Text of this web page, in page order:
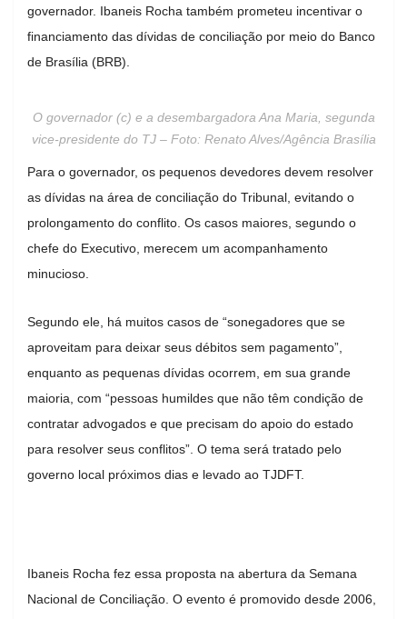
governador. Ibaneis Rocha também prometeu incentivar o
financiamento das dívidas de conciliação por meio do Banco
de Brasília (BRB).
O governador (c) e a desembargadora Ana Maria, segunda
vice-presidente do TJ – Foto: Renato Alves/Agência Brasília
Para o governador, os pequenos devedores devem resolver
as dívidas na área de conciliação do Tribunal, evitando o
prolongamento do conflito. Os casos maiores, segundo o
chefe do Executivo, merecem um acompanhamento
minucioso.
Segundo ele, há muitos casos de “sonegadores que se
aproveitam para deixar seus débitos sem pagamento”,
enquanto as pequenas dívidas ocorrem, em sua grande
maioria, com “pessoas humildes que não têm condição de
contratar advogados e que precisam do apoio do estado
para resolver seus conflitos”. O tema será tratado pelo
governo local próximos dias e levado ao TJDFT.
Ibaneis Rocha fez essa proposta na abertura da Semana
Nacional de Conciliação. O evento é promovido desde 2006,